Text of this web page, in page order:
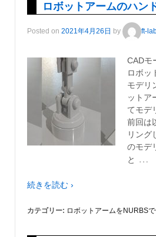
ロボットアームのハン
Posted on 2021年4月26日 by ft-
CADモ
ロボッ
モデリ
ットア
てモデ
前回は
リング
のモデ
と
…
続きを読む ›
カテゴリー: ロボットアームをNURBS